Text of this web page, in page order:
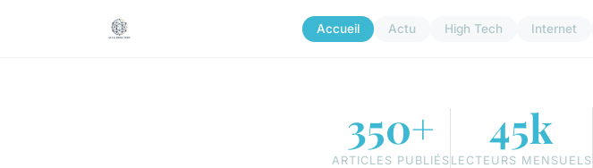
Accueil Actu High Tech Internet
350+
ARTICLES PUBLIÉS
45k
LECTEURS MENSUELS